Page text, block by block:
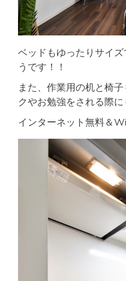
ベッドもゆったりサイ
うです！！
また、作業用の机と椅
クやお勉強をされる際
インターネット無料＆